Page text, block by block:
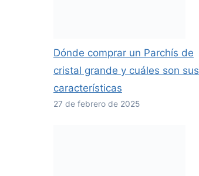
Dónde comprar un Parchís de
cristal grande y cuáles son sus
características
27 de febrero de 2025